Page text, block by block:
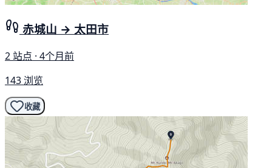
赤城山 → 太田市
2 站点 · 4个月前
143 浏览
收藏